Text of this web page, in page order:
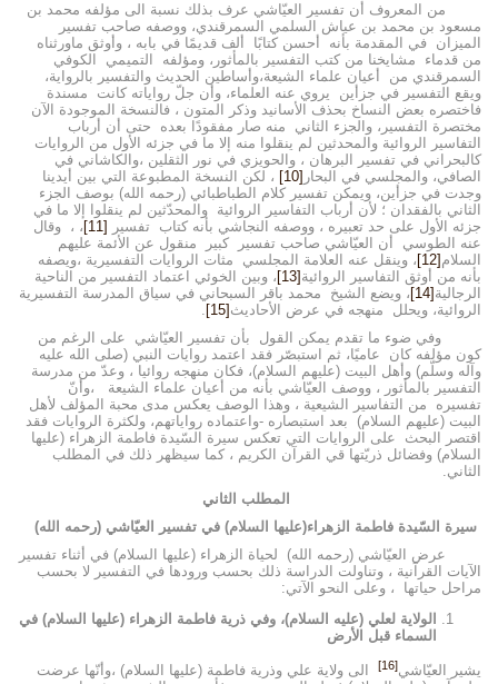
من المعروف أن تفسير العيّاشي عرف بذلك نسبة الى مؤلفه محمد بن
مسعود بن محمد بن عياش السلمي السمرقندي، ووصفه صاحب تفسير
الميزان في المقدمة بأنه أحسن كتابًا ألف قديمًا في بابه ، وأوثق ماورثناه
من قدماء مشايخنا من كتب التفسير بالمأثور، ومؤلفه التميمي الكوفي
السمرقندي من أعيان علماء الشيعة،وأساطين الحديث والتفسير بالرواية،
ويقع التفسير في جزأين يروي عنه العلماء، وأن جلّ رواياته كانت مسندة
فاختصره بعض النساخ بحذف الأسانيد وذكر المتون ، فالنسخة الموجودة الآن
مختصرة التفسير، والجزء الثاني منه صار مفقودًا بعده حتى أن أرباب
التفاسير الروائية والمحدثين لم ينقلوا منه إلا ما في جزئه الأول من الروايات
كالبحراني في تفسير البرهان ، والحويزي في نور الثقلين ،والكاشاني في
الصافي، والمجلسي في البحار [10]
، لكن النسخة المطبوعة التي بين أيدينا
وجدت في جزأين، ويمكن تفسير كلام الطباطبائي (رحمه الله) بوصف الجزء
الثاني بالفقدان ؛ لأن أرباب التفاسير الروائية والمحدّثين لم ينقلوا إلا ما في
جزئه الأول على حد تعبيره ، ووصفه النجاشي بأنه كتاب تفسير
[11]
، ، وقال
عنه الطوسي أن العيّاشي صاحب تفسير كبير منقول عن الأئمة عليهم
السلام [12]
، وينقل عنه العلامة المجلسي مثات الروايات التفسيرية ،ويصفه
بأنه من أوثق التفاسير الروائية [13]
، وبين الخوئي اعتماد التفسير من الناحية
الرجالية [14]
، ويضع الشيخ محمد باقر السبحاني في سياق المدرسة التفسيرية
الروائية، ويحلل منهجه في عرض الأحاديث [15]
.
وفي ضوء ما تقدم يمكن القول بأن تفسير العيّاشي على الرغم من
كون مؤلفه كان عاميًا، ثم استبصّر فقد اعتمد روايات النبي (صلى الله عليه
وآله وسلّم) وأهل البيت (عليهم السلام)، فكان منهجه روائيا ، وعدّ من مدرسة
التفسير بالمأثور ، ووصف العيّاشي بأنه من أعيان علماء الشيعة ،وأنّ
تفسيره من التفاسير الشيعية ، وهذا الوصف يعكس مدى محبة المؤلف لأهل
البيت (عليهم السلام) بعد استبصاره -واعتماده رواياتهم، ولكثرة الروايات فقد
اقتصر البحث على الروايات التي تعكس سيرة السّيدة فاطمة الزهراء (عليها
السلام) وفضائل ذريّتها قي القرآن الكريم ، كما سيظهر ذلك في المطلب
الثاني.
المطلب الثاني
سيرة السّيدة فاطمة الزهراء(عليها السلام) في تفسير العيّاشي (رحمه الله)
عرض العيّاشي (رحمه الله) لحياة الزهراء (عليها السلام) في أثناء تفسير
الآيات القرآنية ، وتناولت الدراسة ذلك بحسب ورودها في التفسير لا بحسب
مراحل حياتها ، وعلى النحو الآتي:
الولاية لعلي (عليه السلام)، وفي ذرية فاطمة الزهراء (عليها السلام) في
السماء قبل الأرض
يشير العيّاشي[16]
الى ولاية علي وذرية فاطمة (عليها السلام) ،وأنّها عرضت